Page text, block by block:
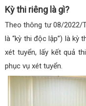
Kỳ thi riêng là gì?
Theo thông tư 08/2022/
là “kỳ thi độc lập”) là kỳ
xét tuyển, lấy kết quả
phục vụ xét tuyển.